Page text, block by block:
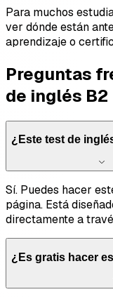
Para muchos
ver dónde están
aprendizaje o
Preguntas
de inglés B2
¿Este test de
Sí. Puedes hacer
página. Está
directamente a
¿Es gratis hacer